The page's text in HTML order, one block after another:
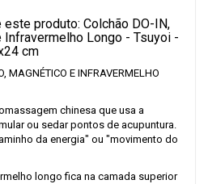
produto: Colchão DO-IN,
Longo - Tsuyoi -
cm
MAGNÉTICO E INFRAVERMELHO
chinesa que usa a
ou sedar pontos de acupuntura.
da energia" ou "movimento do
longo fica na camada superior